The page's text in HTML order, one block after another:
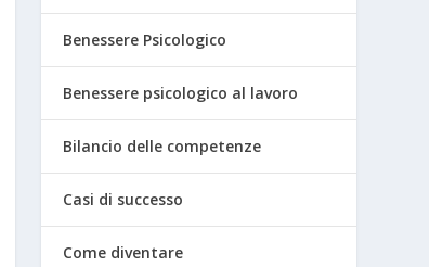
Benessere Psicologico
Benessere psicologico al lavoro
Bilancio delle competenze
Casi di successo
Come diventare